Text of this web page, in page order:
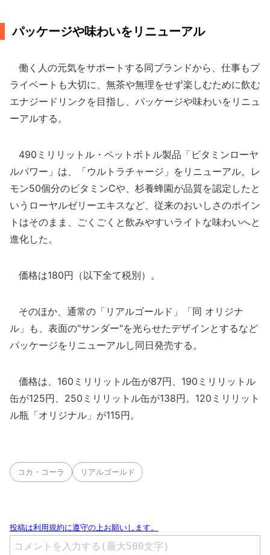
パッケージや味わいをリニューアル
働く人の元気をサポートする同ブランドから、仕事もプ
ライベートも大切に、無茶や無理をせず楽しむために飲む
エナジードリンクを目指し、パッケージや味わいをリニュ
ーアルする。
490ミリリットル・ペットボトル製品「ビタミンローヤ
ルパワー」は、「ウルトラチャージ」をリニューアル。レ
モン50個分のビタミンCや、杉養蜂園が品質を認定したと
いうローヤルゼリーエキスなど、従来のおいしさのポイン
トはそのまま、ごくごくと飲みやすいライトな味わいへと
進化した。
価格は180円（以下全て税別）。
そのほか、通常の「リアルゴールド」「同 オリジナ
ル」も、表面の"サンダー"を光らせたデザインとするなど
パッケージをリニューアルし同日発売する。
価格は、160ミリリットル缶が87円、190ミリリットル
缶が125円、250ミリリットル缶が138円。120ミリリット
ル瓶「オリジナル」が115円。
コカ・コーラ リアルゴールド